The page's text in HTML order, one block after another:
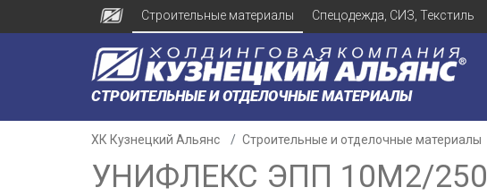
Строительные материалы Спецодежда, СИЗ, Текстиль
СТРОИТЕЛЬНЫЕ И ОТДЕЛОЧНЫЕ МАТЕРИАЛЫ
ХК Кузнецкий Альянс Строительные и отделочные материалы
УНИФЛЕКС ЭПП 10М2/250